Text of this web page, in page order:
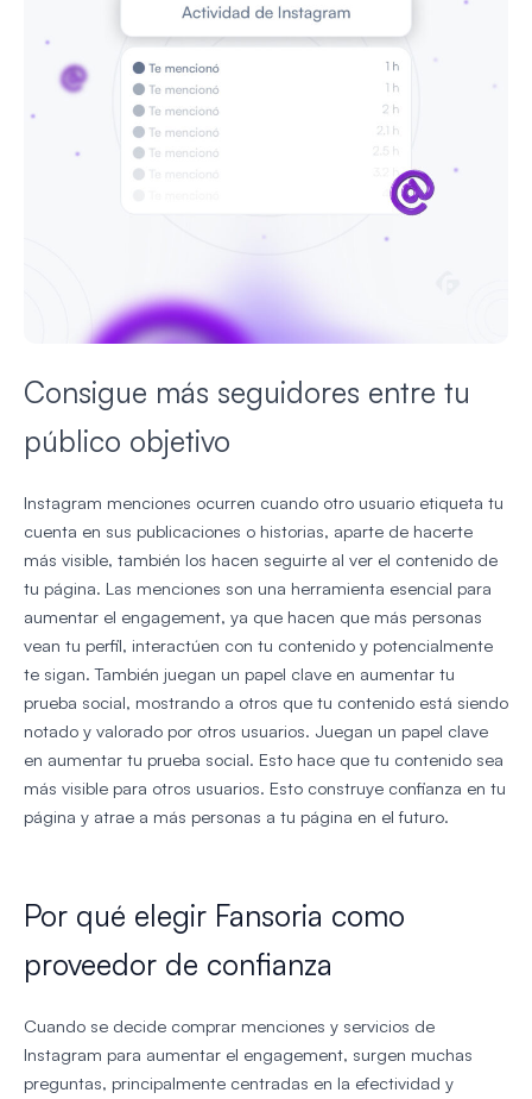
Consigue más seguidores entre tu
público objetivo
Instagram menciones ocurren cuando otro usuario etiqueta tu
cuenta en sus publicaciones o historias, aparte de hacerte
más visible, también los hacen seguirte al ver el contenido de
tu página. Las menciones son una herramienta esencial para
aumentar el engagement, ya que hacen que más personas
vean tu perfil, interactúen con tu contenido y potencialmente
te sigan. También juegan un papel clave en aumentar tu
prueba social, mostrando a otros que tu contenido está siendo
notado y valorado por otros usuarios. Juegan un papel clave
en aumentar tu prueba social. Esto hace que tu contenido sea
más visible para otros usuarios. Esto construye confianza en tu
página y atrae a más personas a tu página en el futuro.
Por qué elegir Fansoria como
proveedor de confianza
Cuando se decide comprar menciones y servicios de
Instagram para aumentar el engagement, surgen muchas
preguntas, principalmente centradas en la efectividad y